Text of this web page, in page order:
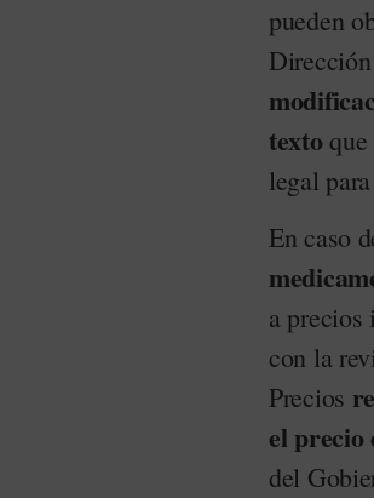
pueden
texto
legal
En caso
a precios
con la
Precios
el precio
del